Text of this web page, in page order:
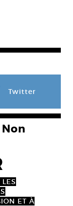
Twitter
Non
LES
ET À